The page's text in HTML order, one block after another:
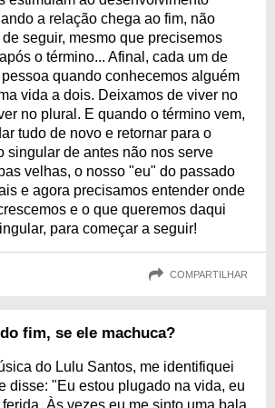
a relação chega ao fim, não
seguir, mesmo que precisemos
o término... Afinal, cada um de
quando conhecemos alguém
vida a dois. Deixamos de viver no
no plural. E quando o término vem,
tudo de novo e retornar para o
de antes não nos serve
velhas, o nosso "eu" do passado
e agora precisamos entender onde
e o que queremos daqui
para começar a seguir!
COMPARTILHAR
fim, se ele machuca?
do Lulu Santos, me identifiquei
disse: "Eu estou plugado na vida, eu
Às vezes eu me sinto uma bala